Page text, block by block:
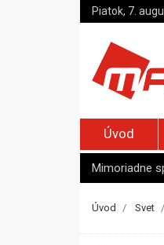
Piatok, 7.
Úvod
Mimoriadne
Úvod Svet